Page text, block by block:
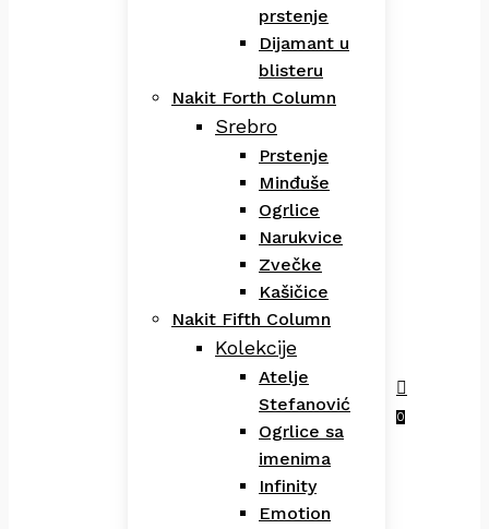
search
0
Menu
prstenje
Dijamant u
blisteru
Nakit Forth Column
Srebro
Prstenje
Minđuše
Ogrlice
Narukvice
Zvečke
Kašičice
Nakit Fifth Column
Kolekcije
Atelje
Stefanović
Ogrlice sa
imenima
Infinity
Emotion